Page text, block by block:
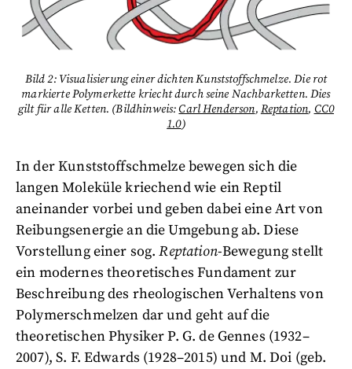
Bild 2: Visualisierung einer dichten Kunststoffschmelze. Die rot
markierte Polymerkette kriecht durch seine Nachbarketten. Dies
gilt für alle Ketten. (Bildhinweis:Carl Henderson, Reptation, CC0
1.0)
In der Kunststoffschmelze bewegen sich die
langen Moleküle kriechend wie ein Reptil
aneinander vorbei und geben dabei eine Art von
Reibungsenergie an die Umgebung ab. Diese
Vorstellung einer sog.Reptation-Bewegung stellt
ein modernes theoretisches Fundament zur
Beschreibung des rheologischen Verhaltens von
Polymerschmelzen dar und geht auf die
theoretischen Physiker P. G. de Gennes (1932–
2007), S. F. Edwards (1928–2015) und M. Doi (geb.